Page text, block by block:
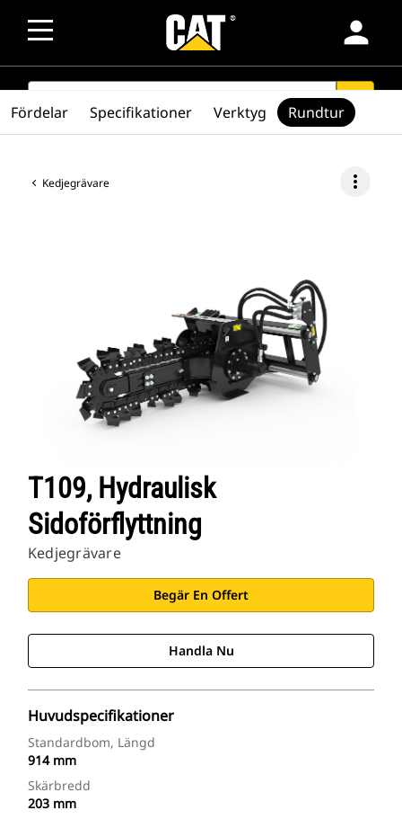
person
SEARCH search
Kedjegrävare more_vert
T109, Hydraulisk
Sidoförflyttning
Kedjegrävare
Begär En Offert
Handla Nu
Huvudspecifikationer
Standardbom, Längd
914 mm
Skärbredd
203 mm
Fördelar Specifikationer Verktyg Rundtur